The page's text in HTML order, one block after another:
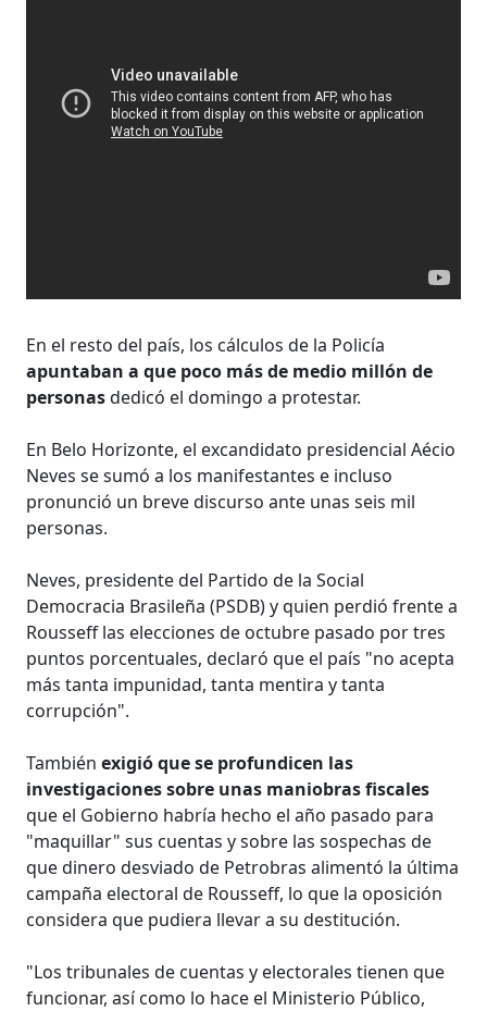
En el resto del país, los cálculos de la Policía
apuntaban a que poco más de medio millón de
personasdedicó el domingo a protestar.
En Belo Horizonte, el excandidato presidencial Aécio
Neves se sumó a los manifestantes e incluso
pronunció un breve discurso ante unas seis mil
personas.
Neves, presidente del Partido de la Social
Democracia Brasileña (PSDB) y quien perdió frente a
Rousseff las elecciones de octubre pasado por tres
puntos porcentuales, declaró que el país "no acepta
más tanta impunidad, tanta mentira y tanta
corrupción".
Tambiénexigió que se profundicen las
investigaciones sobre unas maniobras fiscales
que el Gobierno habría hecho el año pasado para
"maquillar" sus cuentas y sobre las sospechas de
que dinero desviado de Petrobras alimentó la última
campaña electoral de Rousseff, lo que la oposición
considera que pudiera llevar a su destitución.
"Los tribunales de cuentas y electorales tienen que
funcionar, así como lo hace el Ministerio Público,